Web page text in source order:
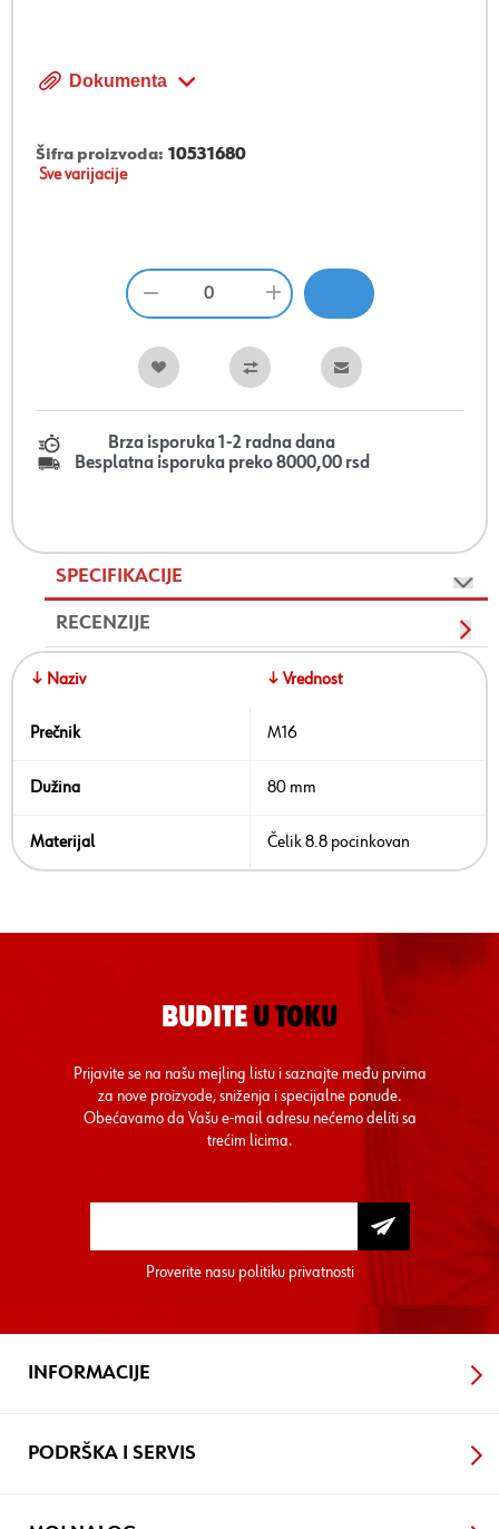
Dokumenta
Šifra proizvoda: 10531680
Sve varijacije
Brza isporuka 1-2 radna dana
Besplatna isporuka preko 8000,00 rsd
SPECIFIKACIJE
RECENZIJE
↓ Naziv ↓ Vrednost
Prečnik M16
Dužina 80 mm
Materijal Čelik 8.8 pocinkovan
BUDITE U TOKU
Prijavite se na našu mejling listu i saznajte među prvima
za nove proizvode, sniženja i specijalne ponude.
Obećavamo da Vašu e-mail adresu nećemo deliti sa
trećim licima.
Proverite nasu politiku privatnosti
INFORMACIJE
PODRŠKA I SERVIS